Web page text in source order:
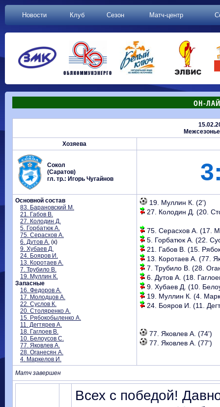
Новости Клуб Сезон Матч-центр
ОН-
Хозяева
Сокол
(Саратов)
гл. тр.: Игорь Чугайнов
Основной состав
83. Барановский М.
21. Габов В.
27. Колодин Д.
5. Горбатюк А.
75. Серасхов А.
6. Дутов А. (к)
9. Хубаев Д.
24. Бояров И.
13. Коротаев А.
7. Трубило В.
19. Муллин К.
Запасные
16. Федоров А.
17. Молодцов А.
22. Суслов К.
20. Столяренко А.
15. Рябокобыленко А.
11. Дегтярев А.
18. Гаглоев В.
10. Белоусов С.
77. Яковлев А.
28. Оганесян А.
4. Маркелов И.
19. Муллин К. (2')
27. Колодин Д. (20.
75. Серасхов А. (17.
5. Горбатюк А. (22.
21. Габов В. (15.
13. Коротаев А. (77.
7. Трубило В. (28.
6. Дутов А. (18.
9. Хубаев Д. (10.
19. Муллин К. (4.
24. Бояров И. (11.
77. Яковлев А. (74')
77. Яковлев А. (77')
Матч завершен
Всех с победой!